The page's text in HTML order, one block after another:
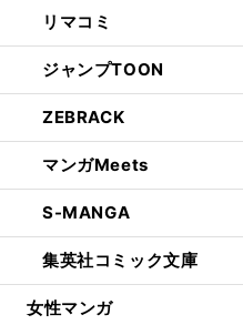
リマコミ
ジャンプTOON
ZEBRACK
マンガMeets
S-MANGA
集英社コミック文庫
女性マンガ